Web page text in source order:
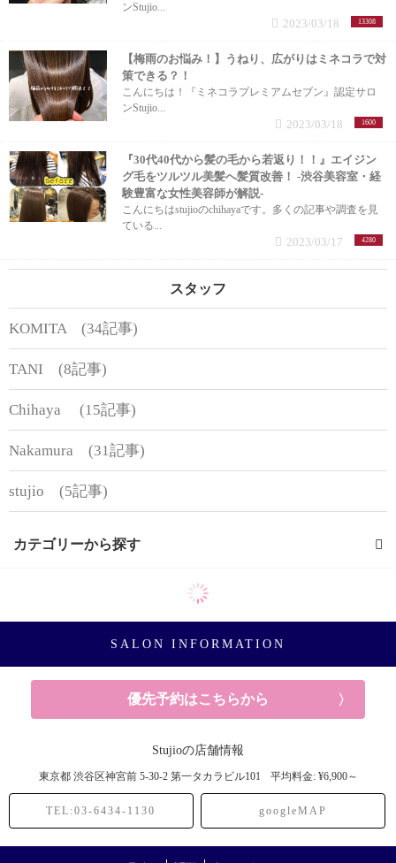
ンStujio...
13308
2023/03/18
【梅雨のお悩み！】うねり、広がりはミネコラで対
策できる？！
こんにちは！『ミネコラプレミアムセブン』認定サロ
ンStujio...
1600
2023/03/18
『30代40代から髪の毛から若返り！！』エイジン
グ毛をツルツル美髪へ髪質改善！ -渋谷美容室・経
験豊富な女性美容師が解説-
こんにちはstujioのchihayaです。多くの記事や調査を見
ている...
4280
2023/03/17
スタッフ
KOMITA (34記事)
TANI (8記事)
Chihaya (15記事)
Nakamura (31記事)
stujio (5記事)
カテゴリーから探す
ヘアアレンジ (4記事)
SALON INFORMATION
優先予約はこちらから
Stujioの店舗情報
東京都 渋谷区神宮前 5-30-2 第一タカラビル101 平均料金: ¥6,900～
TEL:03-6434-1130 googleMAP